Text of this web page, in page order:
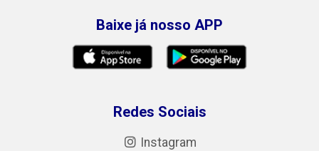
Baixe já nosso APP
Redes Sociais
Instagram